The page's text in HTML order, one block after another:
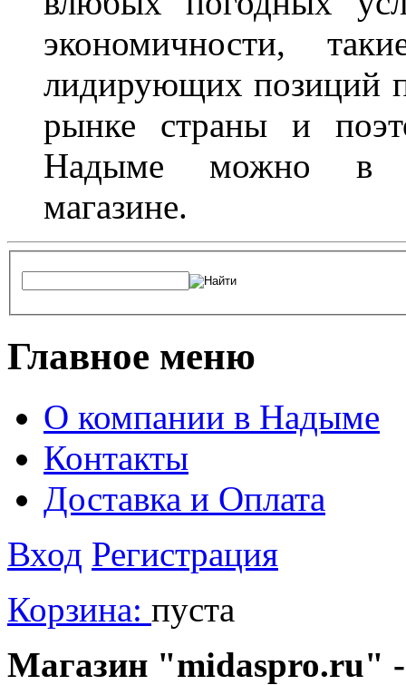
экономичности,
лидирующих позиций
рынке страны и
Надыме можно в
магазине.
Главное меню
О компании в Надыме
Контакты
Доставка и Оплата
Вход Регистрация
Корзина: пуста
Магазин "midaspro.ru" -